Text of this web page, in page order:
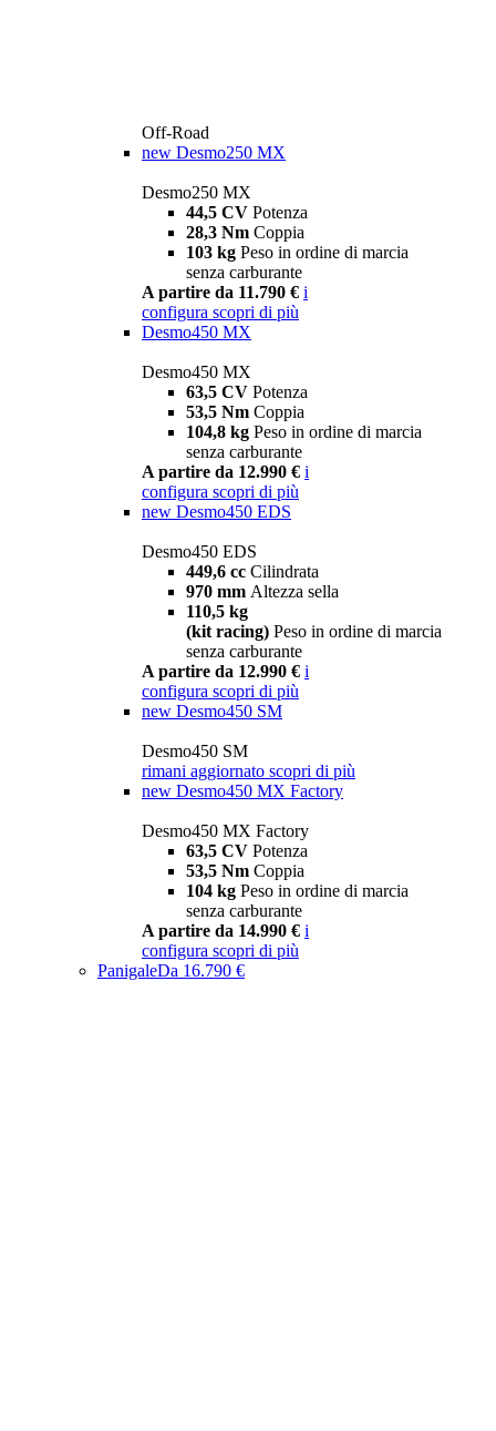
Off-Road
new Desmo250 MX
Desmo250 MX
44,5 CV Potenza
28,3 Nm Coppia
103 kg Peso in ordine di marcia
senza carburante
A partire da 11.790 € i
configura scopri di più
Desmo450 MX
Desmo450 MX
63,5 CV Potenza
53,5 Nm Coppia
104,8 kg Peso in ordine di marcia
senza carburante
A partire da 12.990 € i
configura scopri di più
new Desmo450 EDS
Desmo450 EDS
449,6 cc Cilindrata
970 mm Altezza sella
110,5 kg
(kit racing) Peso in ordine di marcia
senza carburante
A partire da 12.990 € i
configura scopri di più
new Desmo450 SM
Desmo450 SM
rimani aggiornato scopri di più
new Desmo450 MX Factory
Desmo450 MX Factory
63,5 CV Potenza
53,5 Nm Coppia
104 kg Peso in ordine di marcia
senza carburante
A partire da 14.990 € i
configura scopri di più
PanigaleDa 16.790 €